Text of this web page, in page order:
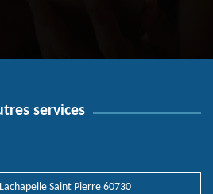
services
Saint Pierre 60730